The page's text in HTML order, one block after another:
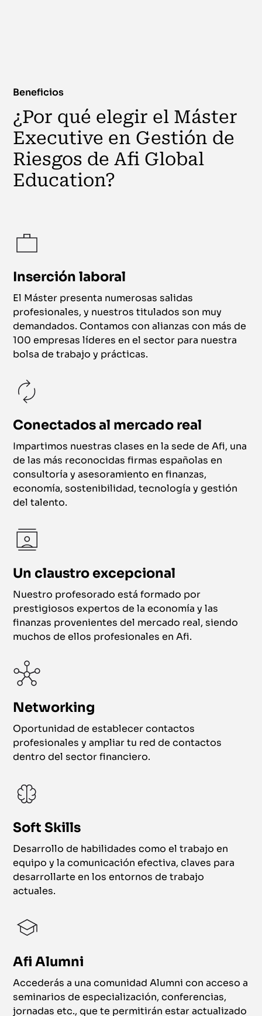
Beneficios
¿Por qué elegir el Máster
Executive en Gestión de
Riesgos de Afi Global
Education?
Inserción laboral
El Máster presenta numerosas salidas
profesionales, y nuestros titulados son muy
demandados. Contamos con alianzas con más de
100 empresas líderes en el sector para nuestra
bolsa de trabajo y prácticas.
Conectados al mercado real
Impartimos nuestras clases en la sede de Afi, una
de las más reconocidas firmas españolas en
consultoría y asesoramiento en finanzas,
economía, sostenibilidad, tecnología y gestión
del talento.
Un claustro excepcional
Nuestro profesorado está formado por
prestigiosos expertos de la economía y las
finanzas provenientes del mercado real, siendo
muchos de ellos profesionales en Afi.
Networking
Oportunidad de establecer contactos
profesionales y ampliar tu red de contactos
dentro del sector financiero.
Soft Skills
Desarrollo de habilidades como el trabajo en
equipo y la comunicación efectiva, claves para
desarrollarte en los entornos de trabajo
actuales.
Afi Alumni
Accederás a una comunidad Alumni con acceso a
seminarios de especialización, conferencias,
jornadas etc., que te permitirán estar actualizado